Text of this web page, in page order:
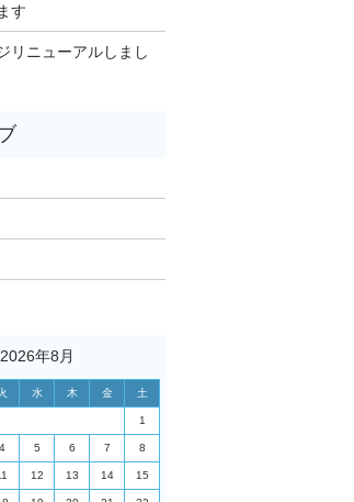
す
リニューアルしまし
2026年8月
水 木 金 土
1
4 5 6 7 8
12 13 14 15